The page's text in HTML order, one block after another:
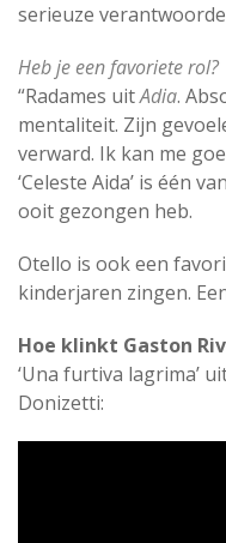
serieuze
Heb je een favoriete rol?
“Radames uitAdia.
mentaliteit. Zijn
verward. Ik kan me
‘Celeste Aida’ is één
ooit gezongen heb.
Otello is ook een
kinderjaren zingen.
Hoe klinkt Gaston
‘Una furtiva lagrima’
Donizetti: